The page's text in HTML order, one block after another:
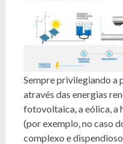
Sempre privilegiando a
através das energias
fotovoltaica, a eólica, a
(por exemplo, no caso
complexo e